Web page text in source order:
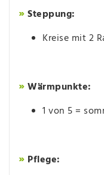
»Steppung:
Kreise mit 2
»Wärmpunkte:
1 von 5 =
» Pflege: